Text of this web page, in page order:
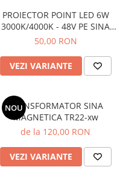
PROIECTOR POINT LED 6W
3000K/4000K - 48V PE SINA
MAGNETICA S22/R22
50,00 RON
VEZI VARIANTE
NOU
TRANSFORMATOR SINA
MAGNETICA TR22-xw
de la 120,00 RON
VEZI VARIANTE